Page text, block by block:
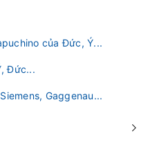
của Đức, Ý...
Đức...
Gaggenau...